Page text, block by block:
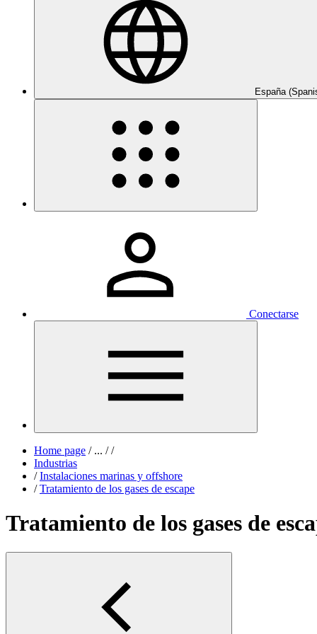
España
Conectarse
Home page /... / /
Industrias
/ Instalaciones marinas y offshore
/ Tratamiento de los gases de escape
Tratamiento de los gases de